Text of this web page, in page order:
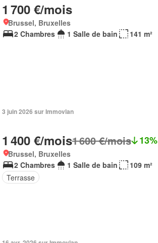
1 700 €/mois
Brussel, Bruxelles
2 Chambres
1 Salle de bain 141 m²
3 juin 2026 sur Immovlan
1 400 €/mois1 600 €/mois 13%
Brussel, Bruxelles
2 Chambres
1 Salle de bain
109 m²
Terrasse